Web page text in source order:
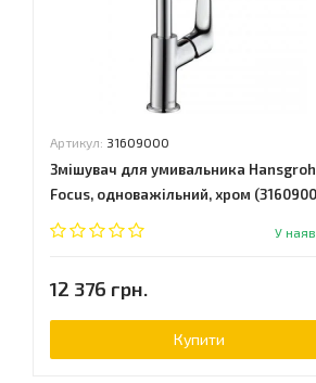
Артикул: 31609000
Змішувач для умивальника
Focus, одноважільний, хром
У
12 376 грн.
Купити